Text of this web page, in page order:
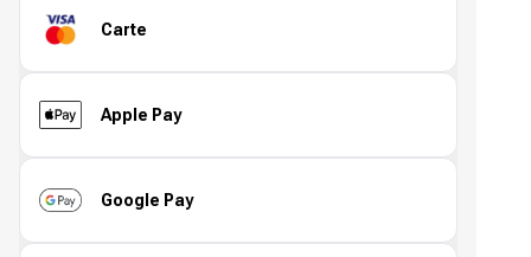
Carte
Apple Pay
Google Pay